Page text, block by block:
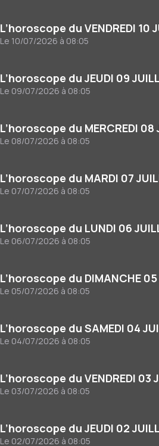
L’horoscope du VENDREDI 10
Le 10/07/2026 à 08:05
L’horoscope du JEUDI 09
Le 09/07/2026 à 08:05
L’horoscope du MERCREDI 08
Le 08/07/2026 à 08:05
L’horoscope du MARDI 07
Le 07/07/2026 à 08:05
L’horoscope du LUNDI 06
Le 06/07/2026 à 08:05
L’horoscope du DIMANCHE
Le 05/07/2026 à 08:05
L’horoscope du SAMEDI 04
Le 04/07/2026 à 08:05
L’horoscope du VENDREDI 03
Le 03/07/2026 à 08:05
L’horoscope du JEUDI 02
Le 02/07/2026 à 08:05